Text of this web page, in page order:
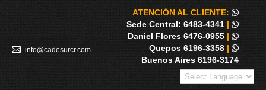
info@cadesurcr.com
ATENCIÓN AL CLIENTE:
Sede Central: 6483-4341 |
Daniel Flores 6476-0955 |
Quepos 6196-3358 |
Buenos Aires 6196-3174